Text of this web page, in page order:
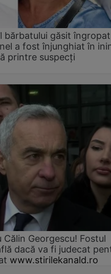
bărbatului găsit
a fost înjunghiat în
printre suspecți
Călin Georgescu! Fostul
dacă va fi judecat
www.stirilekanald.ro